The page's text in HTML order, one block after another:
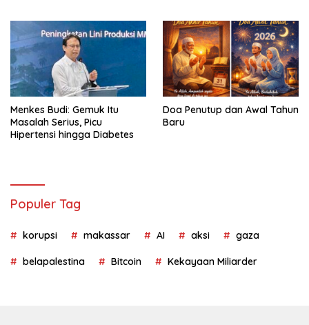
Menkes Budi: Gemuk Itu
Masalah Serius, Picu
Hipertensi hingga Diabetes
Doa Penutup dan Awal Tahun
Baru
Populer Tag
korupsi makassar AI aksi gaza
belapalestina Bitcoin Kekayaan Miliarder